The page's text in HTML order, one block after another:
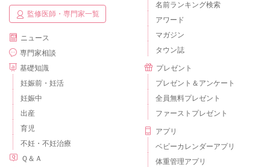
監修医師・専門家一覧
ニュース
専門家相談
基礎知識
妊娠前・妊活
妊娠中
出産
育児
不妊・不妊治療
Ｑ＆Ａ
名前ランキング検索
アワード
マガジン
タウン誌
プレゼント
プレゼント＆アンケート
全員無料プレゼント
ファーストプレゼント
アプリ
ベビーカレンダーアプリ
体重管理アプリ